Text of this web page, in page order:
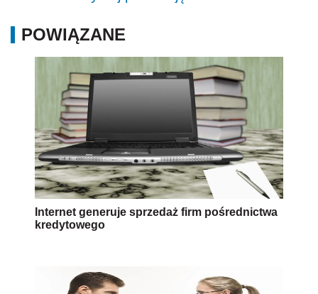
POWIĄZANE
Internet generuje sprzedaż firm pośrednictwa
kredytowego